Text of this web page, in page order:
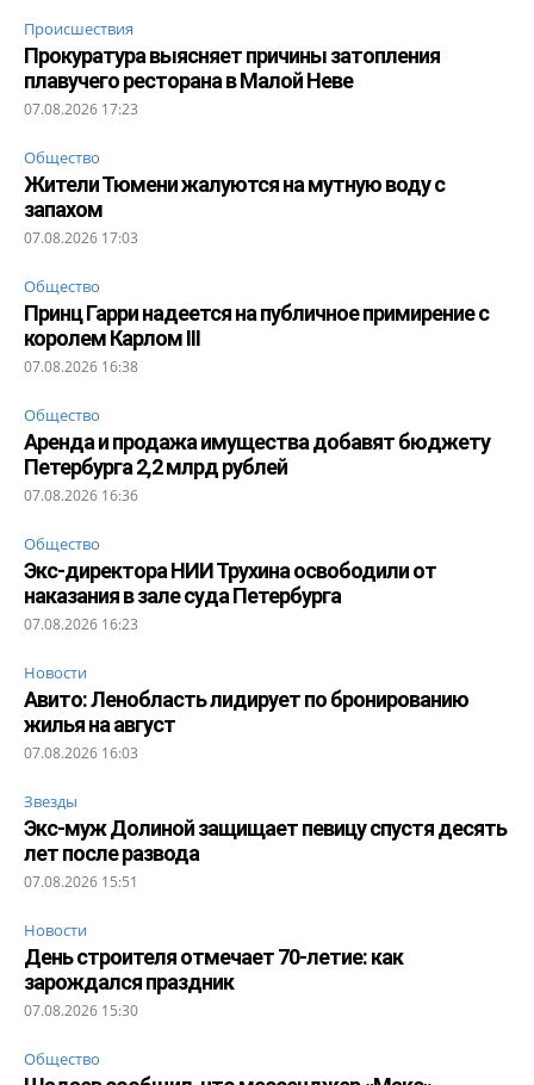
Происшествия
Прокуратура выясняет причины затопления
плавучего ресторана в Малой Неве
07.08.2026 17:23
Общество
Жители Тюмени жалуются на мутную воду с
запахом
07.08.2026 17:03
Общество
Принц Гарри надеется на публичное примирение с
королем Карлом III
07.08.2026 16:38
Общество
Аренда и продажа имущества добавят бюджету
Петербурга 2,2 млрд рублей
07.08.2026 16:36
Общество
Экс-директора НИИ Трухина освободили от
наказания в зале суда Петербурга
07.08.2026 16:23
Новости
Авито: Ленобласть лидирует по бронированию
жилья на август
07.08.2026 16:03
Звезды
Экс-муж Долиной защищает певицу спустя десять
лет после развода
07.08.2026 15:51
Новости
День строителя отмечает 70-летие: как
зарождался праздник
07.08.2026 15:30
Общество